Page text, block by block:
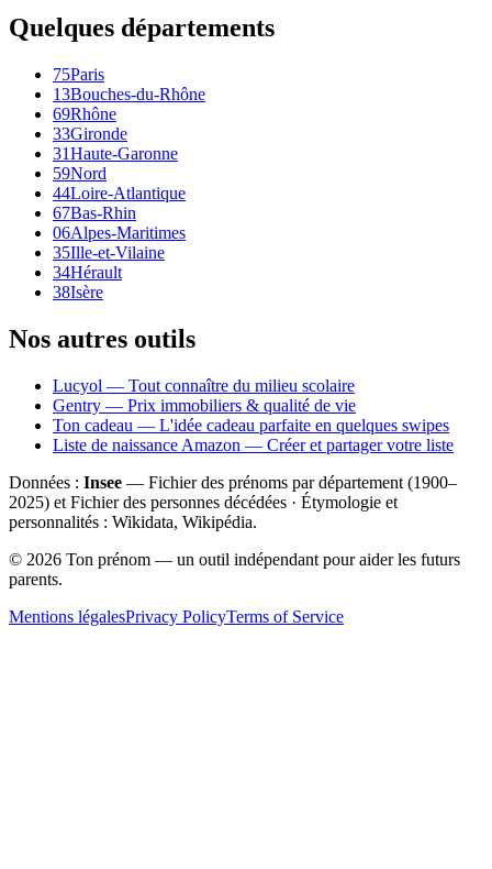
Quelques départements
75Paris
13Bouches-du-Rhône
69Rhône
33Gironde
31Haute-Garonne
59Nord
44Loire-Atlantique
67Bas-Rhin
06Alpes-Maritimes
35Ille-et-Vilaine
34Hérault
38Isère
Nos autres outils
Lucyol — Tout connaître du milieu scolaire
Gentry — Prix immobiliers & qualité de vie
Ton cadeau — L'idée cadeau parfaite en quelques swipes
Liste de naissance Amazon — Créer et partager votre liste
Données : Insee — Fichier des prénoms par département (1900–
2025) et Fichier des personnes décédées · Étymologie et
personnalités : Wikidata, Wikipédia.
© 2026 Ton prénom — un outil indépendant pour aider les futurs
parents.
Mentions légalesPrivacy PolicyTerms of Service